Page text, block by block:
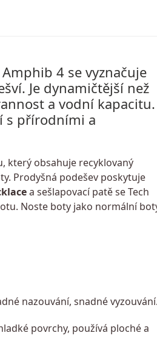
4 se vyznačuje
Je dynamičtější než
a vodní kapacitu.
s přírodními a
který obsahuje recyklovaný
Prodyšná podešev poskytuje
a sešlapovací patě se Tech
Noste boty jako normální
nazouvání, snadné vyzouvání.
povrchy, používá ploché a